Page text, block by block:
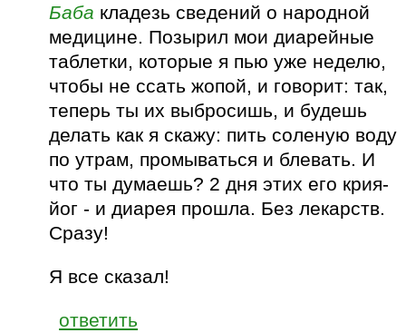
Баба кладезь сведений о народной
медицине. Позырил мои диарейные
таблетки, которые я пью уже неделю,
чтобы не ссать жопой, и говорит: так,
теперь ты их выбросишь, и будешь
делать как я скажу: пить соленую воду
по утрам, промываться и блевать. И
что ты думаешь? 2 дня этих его крия-
йог - и диарея прошла. Без лекарств.
Сразу!
Я все сказал!
ответить